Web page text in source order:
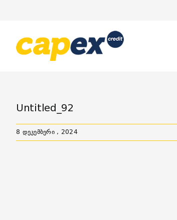
content
Untitled_92
8 დეკემბერი , 2024